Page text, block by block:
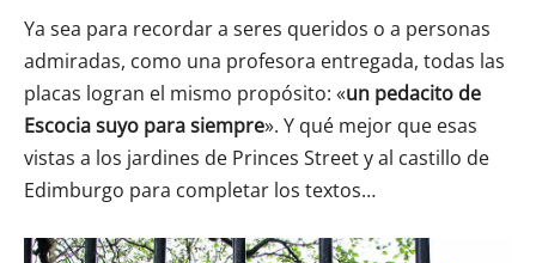
Ya sea para recordar a seres queridos o a personas
admiradas, como una profesora entregada, todas las
placas logran el mismo propósito: «un pedacito de
Escocia suyo para siempre». Y qué mejor que esas
vistas a los jardines de Princes Street y al castillo de
Edimburgo para completar los textos…